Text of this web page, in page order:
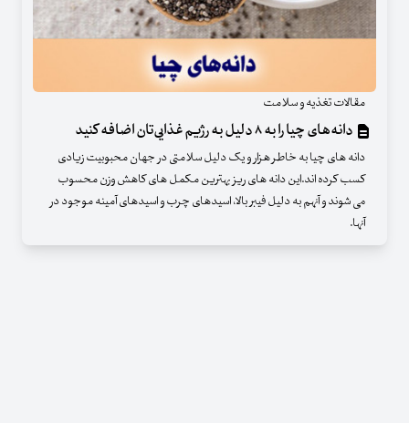
مقالات تغذیه و سلامت
دانه‌های چیا را به ۸ دلیل به رژیم غذایی‌تان اضافه کنید
دانه های چیا به خاطر هزار و یک دلیل سلامتی در جهان محبوبیت زیادی
کسب کرده اند.این دانه های ریز بهترین مکمل های کاهش وزن محسوب
می شوند و آنهم به دلیل فیبر بالا، اسیدهای چرب و اسیدهای آمینه موجود در
آنها.